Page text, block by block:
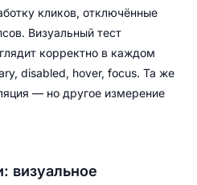
кликов, отключённые
Визуальный тест
корректно в каждом
disabled, hover, focus. Та же
— но другое измерение
визуальное